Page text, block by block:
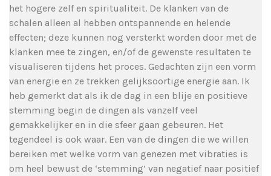
het hogere zelf en spiritualiteit. De klanken van de
schalen alleen al hebben ontspannende en helende
effecten; deze kunnen nog versterkt worden door met de
klanken mee te zingen, en/of de gewenste resultaten te
visualiseren tijdens het proces. Gedachten zijn een vorm
van energie en ze trekken gelijksoortige energie aan. Ik
heb gemerkt dat als ik de dag in een blije en positieve
stemming begin de dingen als vanzelf veel
gemakkelijker en in die sfeer gaan gebeuren. Het
tegendeel is ook waar. Een van de dingen die we willen
bereiken met welke vorm van genezen met vibraties is
om heel bewust de ‘stemming’ van negatief naar positief